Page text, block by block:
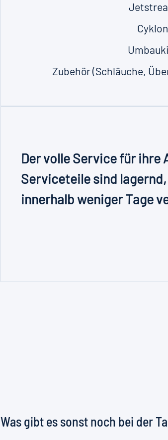
Cyklon
Zubehör (Schläuche,
Der volle Service für ihre
Serviceteile sind
innerhalb weniger Tage
Was gibt es sonst noch bei der